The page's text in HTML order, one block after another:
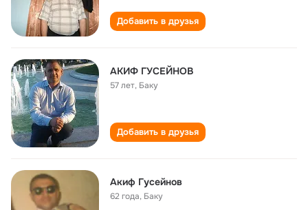
Добавить в друзья
АКИФ ГУСЕЙНОВ
57 лет, Баку
Добавить в друзья
Акиф Гусейнов
62 года, Баку